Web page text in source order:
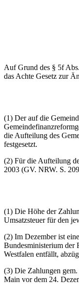
Auf Grund des § 5f
das Achte Gesetz zur
(1) Der auf die
die Aufteilung des
festgesetzt.
(2) Für die Aufteilung
2003 (GV. NRW. S.
(1) Die Höhe der
Umsatzsteuer für den
(2) Im Dezember ist
Bundesministerium der
Westfalen entfällt,
(3) Die Zahlungen
Main vor dem 24.